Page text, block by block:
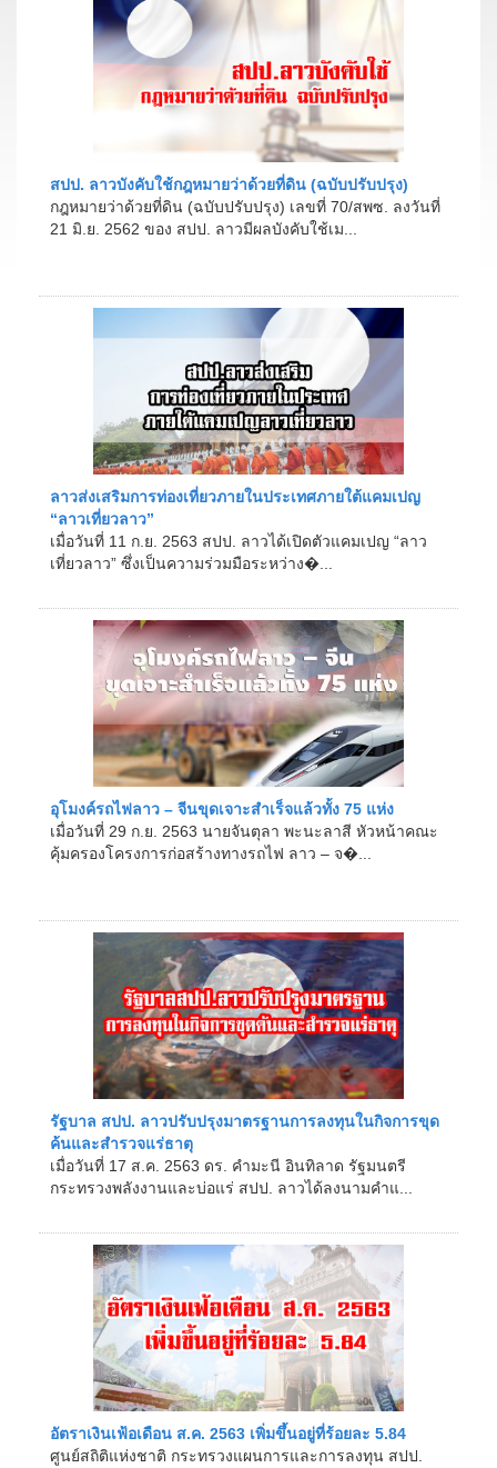
สปป. ลาวบังคับใช้กฎหมายว่าด้วยที่ดิน (ฉบับปรับปรุง)
กฎหมายว่าด้วยที่ดิน (ฉบับปรับปรุง) เลขที่ 70/สพซ. ลงวันที่
21 มิ.ย. 2562 ของ สปป. ลาวมีผลบังคับใช้เม...
ลาวส่งเสริมการท่องเที่ยวภายในประเทศภายใต้แคมเปญ
“ลาวเที่ยวลาว”
เมื่อวันที่ 11 ก.ย. 2563 สปป. ลาวได้เปิดตัวแคมเปญ “ลาว
เที่ยวลาว” ซึ่งเป็นความร่วมมือระหว่าง�...
อุโมงค์รถไฟลาว – จีนขุดเจาะสำเร็จแล้วทั้ง 75 แห่ง
เมื่อวันที่ 29 ก.ย. 2563 นายจันตุลา พะนะลาสี หัวหน้าคณะ
คุ้มครองโครงการก่อสร้างทางรถไฟ ลาว – จ�...
รัฐบาล สปป. ลาวปรับปรุงมาตรฐานการลงทุนในกิจการขุด
ค้นและสำรวจแร่ธาตุ
เมื่อวันที่ 17 ส.ค. 2563 ดร. คำมะนี อินทิลาด รัฐมนตรี
กระทรวงพลังงานและบ่อแร่ สปป. ลาวได้ลงนามคำแ...
อัตราเงินเฟ้อเดือน ส.ค. 2563 เพิ่มขึ้นอยู่ที่ร้อยละ 5.84
ศูนย์สถิติแห่งชาติ กระทรวงแผนการและการลงทุน สปป.